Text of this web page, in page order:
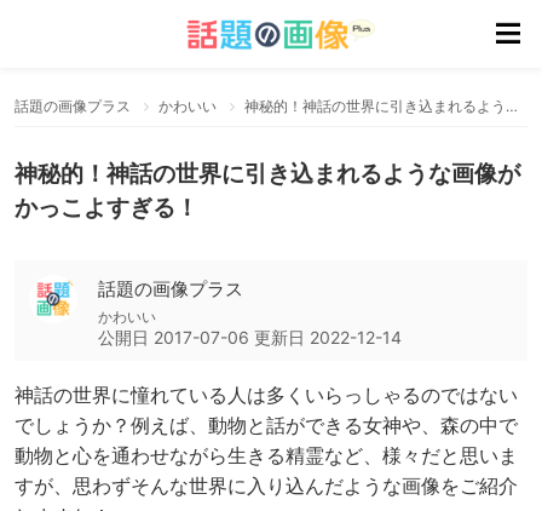
話題の画像プラス かわいい 神秘的！神話の世界に引き込まれるような画像がかっこよすぎる！
神秘的！神話の世界に引き込まれるような画像が
かっこよすぎる！
話題の画像プラス
かわいい
公開日 2017-07-06 更新日 2022-12-14
神話の世界に憧れている人は多くいらっしゃるのではない
でしょうか？例えば、動物と話ができる女神や、森の中で
動物と心を通わせながら生きる精霊など、様々だと思いま
すが、思わずそんな世界に入り込んだような画像をご紹介